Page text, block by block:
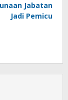
Jabatan
Jadi Pemicu